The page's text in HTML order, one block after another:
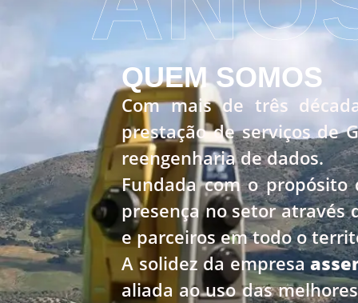
QUEM SOMOS
Com mais de três
prestação de serviços de
reengenharia de dados.
Fundada com o propósito
presença no setor através
e parceiros em todo o
A solidez da empresa
aliada ao uso das